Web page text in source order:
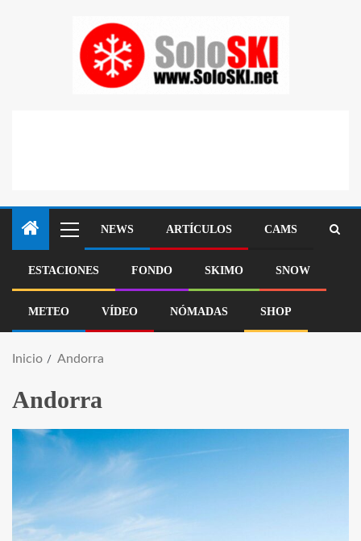
NEWS ARTÍCULOS CAMS
ESTACIONES FONDO SKIMO SNOW
METEO VÍDEO NÓMADAS SHOP
Inicio Andorra
Andorra